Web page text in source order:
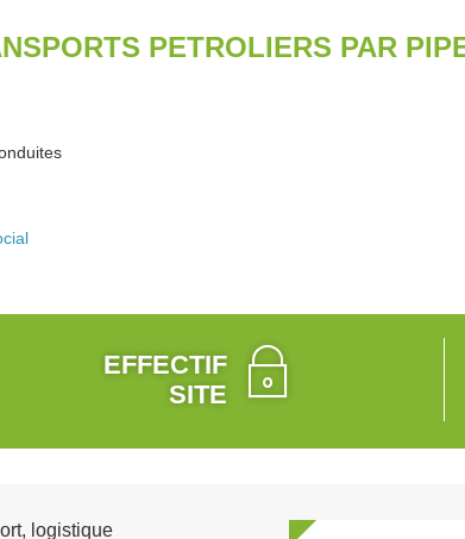
PETROLIERS PAR
EFFECTIF
SITE
logistique